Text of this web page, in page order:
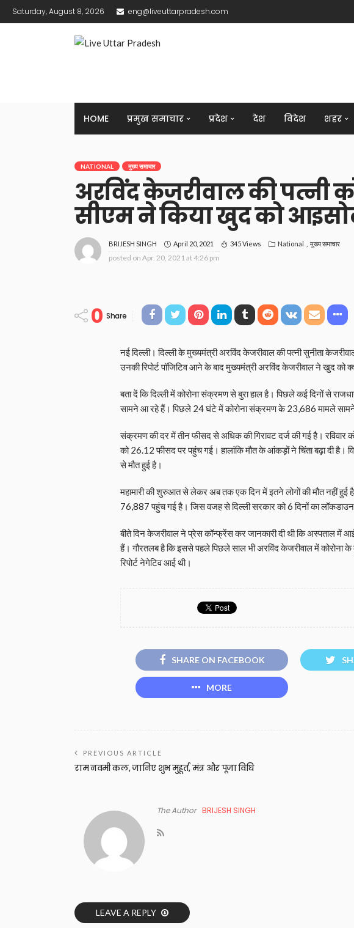
Saturday, August 8, 2026 eng@liveuttarpradesh.com
HOME प्रमुख समाचार प्रदेश देश विदेश शहर
NATIONAL मुख्य समाचार
अरविंद केजरीवाल की पत्नी
सीएम ने किया खुद को
BRIJESH SINGH April 20, 2021 345 Views National मुख्य समाचार
posted on Apr. 20, 2021 at 4:26 pm
0 Share
नई दिल्ली। दिल्ली के मुख्यमंत्री अरविंद केजरीवाल की पत्नी सुनीता
उनकी रिपोर्ट पॉजिटिव आने के बाद मुख्यमंत्री अरविंद केजरीवाल ने खुद को
बता दें कि दिल्ली में कोरोना संक्रमण से बुरा हाल है। पिछले कई दिनों से
सामने आ रहे हैं। पिछले 24 घंटे में कोरोना संक्रमण के 23,686 मामले
संक्रमण की दर में तीन फीसद से अधिक की गिरावट दर्ज की गई है। रविवार
को 26.12 फीसद पर पहुंच गई। हालांकि मौत के आंकड़ों ने चिंता बढ़ा दी है।
से मौत हुई है।
महामारी की शुरुआत से लेकर अब तक एक दिन में इतने लोगों की मौत नहीं हुई
76,887 पहुंच गई है। जिस वजह से दिल्ली सरकार को 6 दिनों का लॉकडाउन
बीते दिन केजरीवाल ने प्रेस कॉन्फ्रेंस कर जानकारी दी थी कि अस्पताल में
हैं। गौरतलब है कि इससे पहले पिछले साल भी अरविंद केजरीवाल में कोरोना
रिपोर्ट नेगेटिव आई थी।
SHARE ON FACEBOOK
MORE
PREVIOUS ARTICLE
राम नवमी कल, जानिए शुभ मुहूर्त, मंत्र और पूजा विधि
The Author BRIJESH SINGH
LEAVE A REPLY